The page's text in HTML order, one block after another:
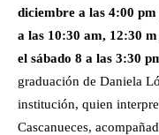
diciembre a las 4:00
a las 10:30 am, 12:30
el sábado 8 a las 3:30
graduación de Daniela
institución, quien
Cascanueces,